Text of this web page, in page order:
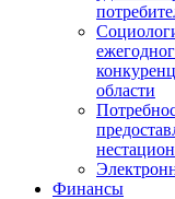
области
Финансы